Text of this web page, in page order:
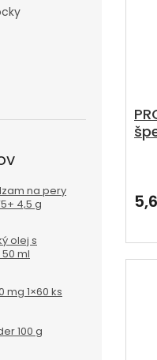
na pery
4,5 g
olej s
ml
mg 1×60 ks
100 g
je
z
5